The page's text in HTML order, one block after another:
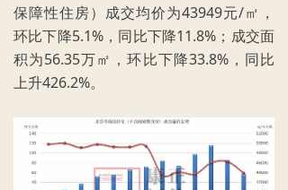
保障性住房）成交均价为43949元/㎡，
环比下降5.1%，同比下降11.8%；成交面
积为56.35万㎡，环比下降33.8%，同比
上升426.2%。